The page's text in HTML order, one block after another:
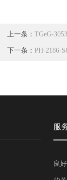
上一条： TGeG-
下一条： PH-2186-
服
良